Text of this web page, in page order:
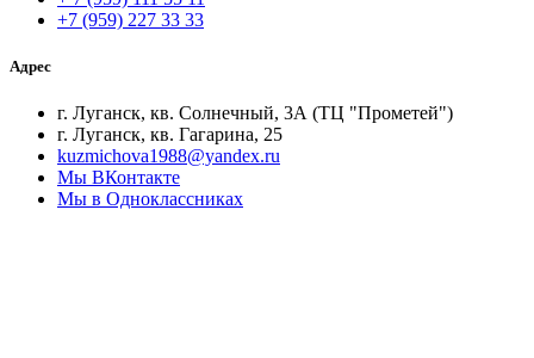
+7 (959) 227 33 33
Адрес
г. Луганск, кв. Солнечный, 3А (ТЦ "Прометей")
г. Луганск, кв. Гагарина, 25
kuzmichova1988@yandex.ru
Мы ВКонтакте
Мы в Одноклассниках